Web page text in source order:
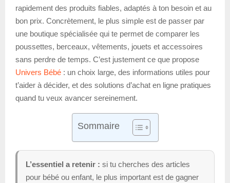
rapidement des produits fiables, adaptés à ton besoin et au
bon prix. Concrètement, le plus simple est de passer par
une boutique spécialisée qui te permet de comparer les
poussettes, berceaux, vêtements, jouets et accessoires
sans perdre de temps. C’est justement ce que propose
Univers Bébé : un choix large, des informations utiles pour
t’aider à décider, et des solutions d’achat en ligne pratiques
quand tu veux avancer sereinement.
Sommaire
L’essentiel a retenir : si tu cherches des articles
pour bébé ou enfant, le plus important est de gagner